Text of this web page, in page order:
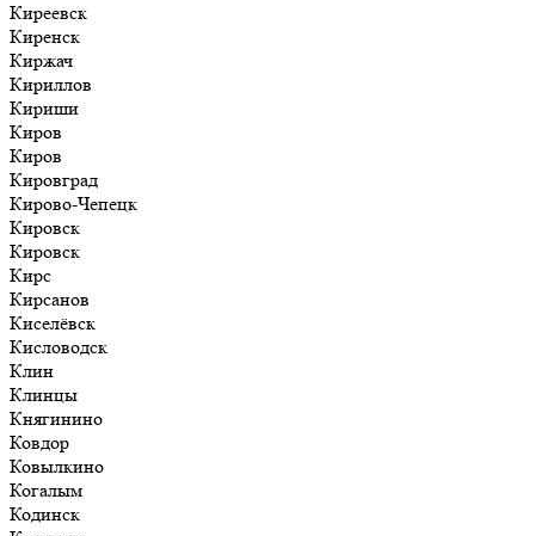
Киреевск
Киренск
Киржач
Кириллов
Кириши
Киров
Киров
Кировград
Кирово-Чепецк
Кировск
Кировск
Кирс
Кирсанов
Киселёвск
Кисловодск
Клин
Клинцы
Княгинино
Ковдор
Ковылкино
Когалым
Кодинск